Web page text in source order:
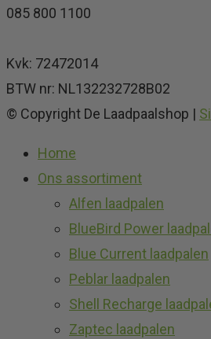
085 800 1100
Kvk: 72472014
BTW nr: NL132232728B02
© Copyright De Laadpaalshop |
Home
Ons assortiment
Alfen laadpalen
BlueBird Power
Blue Current laadpalen
Peblar laadpalen
Shell Recharge
Zaptec laadpalen